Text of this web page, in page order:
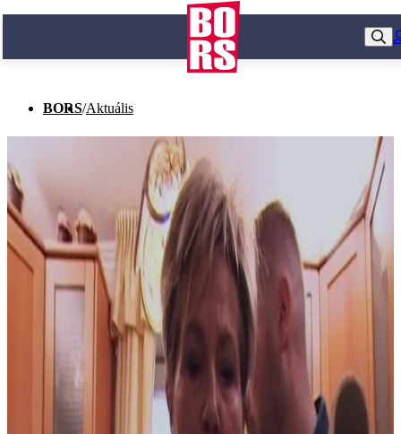
BORS/Aktuális